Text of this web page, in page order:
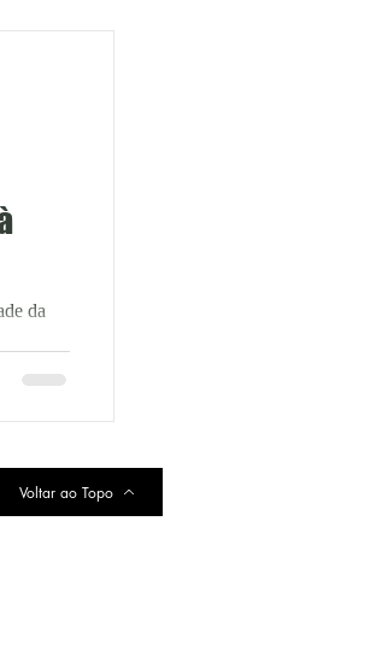
da
Voltar ao Topo